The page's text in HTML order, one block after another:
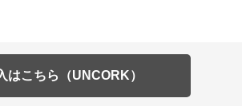
はこちら（UNCORK）